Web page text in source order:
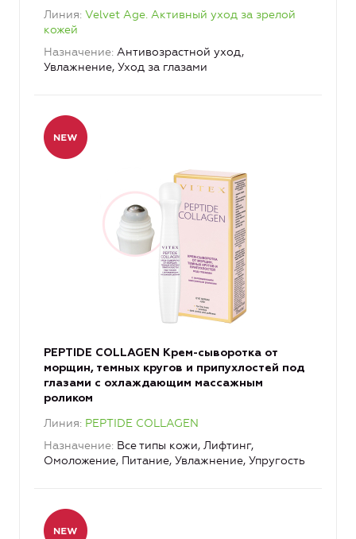
Линия Velvet Age. Активный уход за зрелой
кожей
Назначение Антивозрастной уход,
Увлажнение, Уход за глазами
PEPTIDE COLLAGEN Крем-сыворотка от
морщин, темных кругов и припухлостей под
глазами с охлаждающим массажным
роликом
Линия PEPTIDE COLLAGEN
Назначение Все типы кожи, Лифтинг,
Омоложение, Питание, Увлажнение, Упругость